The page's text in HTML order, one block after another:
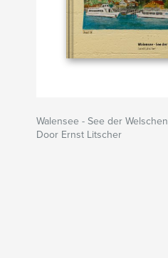
Walensee - See der Welschen
Door Ernst Litscher